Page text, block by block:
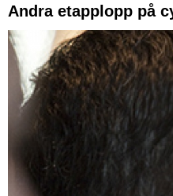
Andra etapplopp på